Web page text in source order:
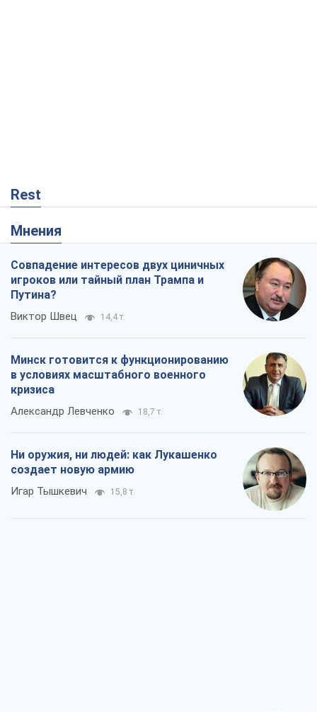
Rest
Мнения
Совпадение интересов двух циничных
игроков или тайный план Трампа и
Путина?
Виктор Швец 14,4 т.
Минск готовится к функционированию
в условиях масштабного военного
кризиса
Александр Левченко 18,7 т.
Ни оружия, ни людей: как Лукашенко
создает новую армию
Игар Тышкевич 15,8 т.